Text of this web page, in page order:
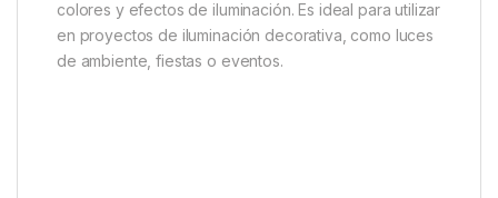
colores y efectos de iluminación. Es ideal para utilizar
en proyectos de iluminación decorativa, como luces
de ambiente, fiestas o eventos.